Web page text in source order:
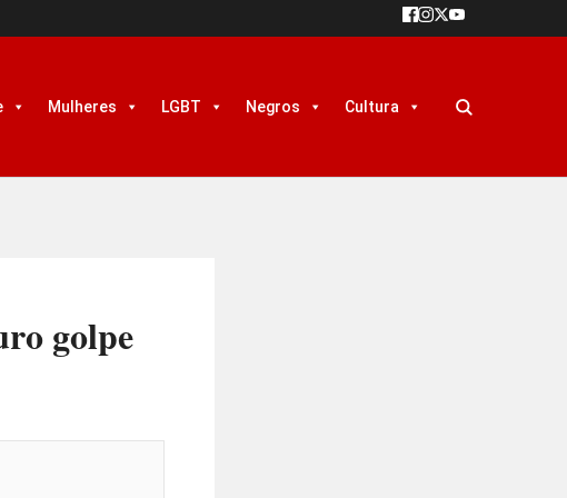
Mulheres LGBT Negros Cultura
golpe